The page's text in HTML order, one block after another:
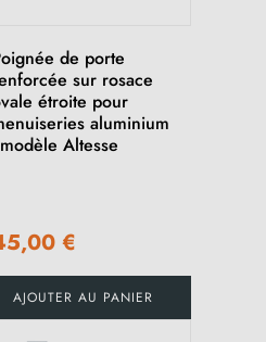
de porte
sur rosace
étroite pour
aluminium
Altesse
€
AJOUTER AU PANIER